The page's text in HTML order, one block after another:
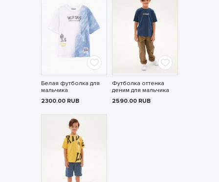
Белая футболка для
мальчика
2300.00 RUB
Футболка оттенка
деним для мальчика
2590.00 RUB